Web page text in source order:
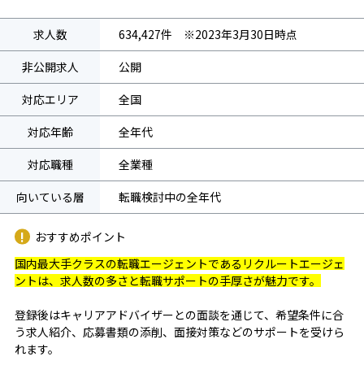
求人数
634,427件 ※2023年3月30日時点
非公開求人
公開
対応エリア
全国
対応年齢
全年代
対応職種
全業種
向いている層
転職検討中の全年代
おすすめポイント
国内最大手クラスの転職エージェントであるリクルートエージェ
ントは、求人数の多さと転職サポートの手厚さが魅力です。
登録後はキャリアアドバイザーとの面談を通じて、希望条件に合
う求人紹介、応募書類の添削、面接対策などのサポートを受けら
れます。